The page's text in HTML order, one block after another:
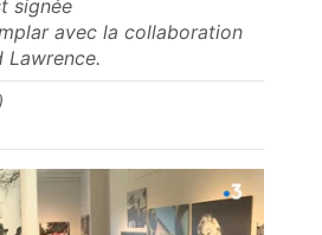
signée
avec la collaboration
Lawrence.